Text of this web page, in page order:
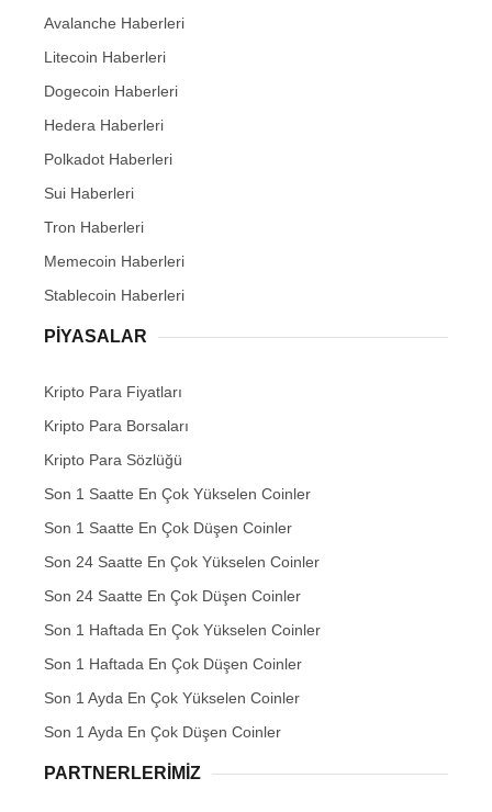
Avalanche Haberleri
Litecoin Haberleri
Dogecoin Haberleri
Hedera Haberleri
Polkadot Haberleri
Sui Haberleri
Tron Haberleri
Memecoin Haberleri
Stablecoin Haberleri
PIYASALAR
Kripto Para Fiyatları
Kripto Para Borsaları
Kripto Para Sözlüğü
Son 1 Saatte En Çok Yükselen Coinler
Son 1 Saatte En Çok Düşen Coinler
Son 24 Saatte En Çok Yükselen Coinler
Son 24 Saatte En Çok Düşen Coinler
Son 1 Haftada En Çok Yükselen Coinler
Son 1 Haftada En Çok Düşen Coinler
Son 1 Ayda En Çok Yükselen Coinler
Son 1 Ayda En Çok Düşen Coinler
PARTNERLERIMIZ